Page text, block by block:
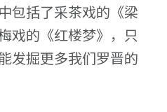
包括了采茶戏的《梁
戏的《红楼梦》，只
发掘更多我们罗晋的